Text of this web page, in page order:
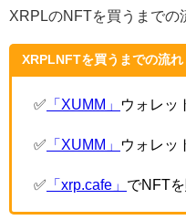
XRPLのNFTを買うまでの
XRPLNFTを買うまでの流れ
✅ 「XUMM」 ウォレッ
✅ 「XUMM」 ウォレッ
✅ 「xrp.cafe」 でNFT